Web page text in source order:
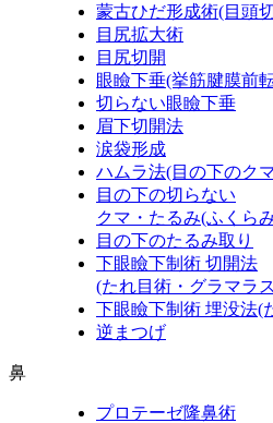
蒙古ひだ形成術(目頭
目尻拡大術
目尻切開
眼瞼下垂(挙筋腱膜前
切らない眼瞼下垂
眉下切開法
涙袋形成
ハムラ法(目の下のク
目の下の切らない
クマ・たるみ(ふくら
目の下のたるみ取り
下眼瞼下制術 切開法
(たれ目術・グラマラ
下眼瞼下制術 埋没法(
逆まつげ
鼻
プロテーゼ隆鼻術